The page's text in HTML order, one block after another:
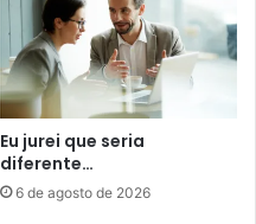
Eu jurei que seria
diferente…
6 de agosto de 2026